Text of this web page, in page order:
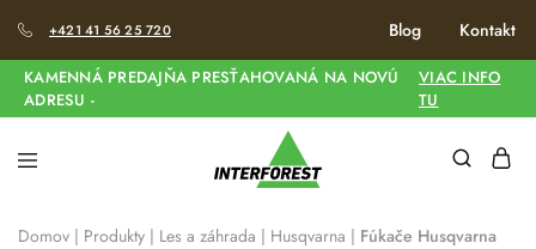
+421 41 56 25 720 Blog Kontakt
KAMENNÁ PREDAJŇA PRESŤAHOVANÁ NA NOVÚ
ADRESU -
VIAC INFO
TU
Domov | Produkty | Les a záhrada | Husqvarna | Fúkače Husqvarna